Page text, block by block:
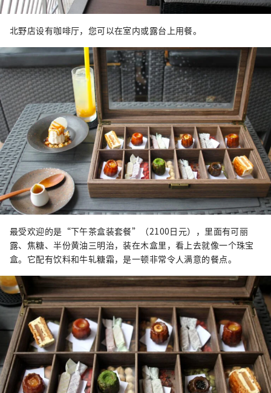
北野店设有咖啡厅，您可以在室内或露台上用餐。
最受欢迎的是“下午茶盒装套餐”（2100日元），里面有可丽
露、焦糖、半份黄油三明治，装在木盒里，看上去就像一个珠宝
盒。它配有饮料和牛轧糖霜，是一顿非常令人满意的餐点。